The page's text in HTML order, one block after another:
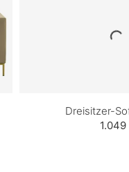
Dreisitzer-
1.049